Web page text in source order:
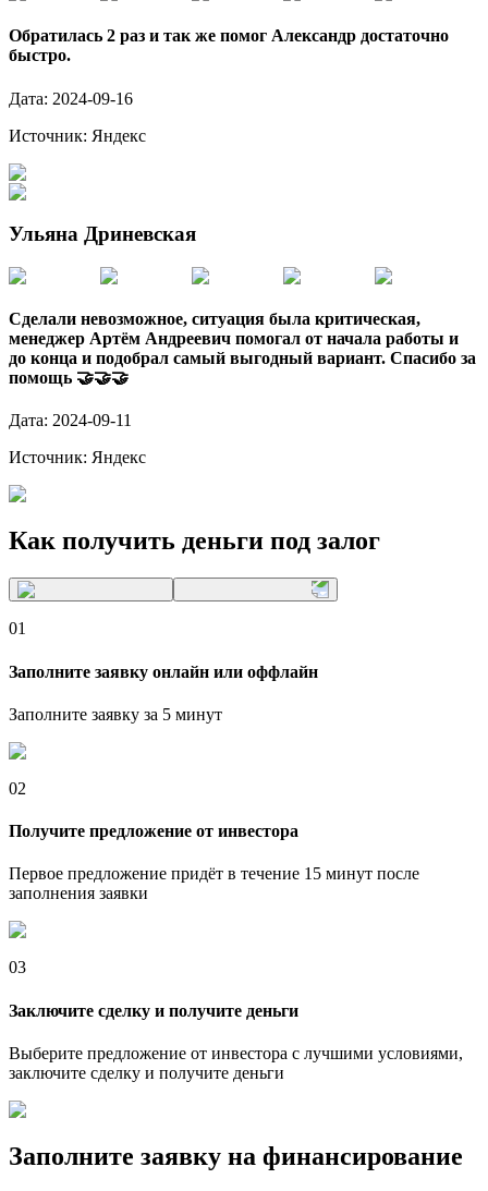
Обратилась 2 раз и так же помог Александр достаточно
быстро.
Дата: 2024-09-16
Источник: Яндекс
Ульяна Дриневская
Сделали невозможное, ситуация была критическая,
менеджер Артём Андреевич помогал от начала работы и
до конца и подобрал самый выгодный вариант. Спасибо за
помощь 🤝🤝🤝
Дата: 2024-09-11
Источник: Яндекс
Как получить деньги под залог
01
Заполните заявку онлайн или оффлайн
Заполните заявку за 5 минут
02
Получите предложение от инвестора
Первое предложение придёт в течение 15 минут после
заполнения заявки
03
Заключите сделку и получите деньги
Выберите предложение от инвестора с лучшими условиями,
заключите сделку и получите деньги
Заполните заявку на финансирование